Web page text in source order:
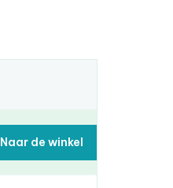
Naar de winkel